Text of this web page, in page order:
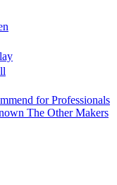
for Professionals
The Other Makers